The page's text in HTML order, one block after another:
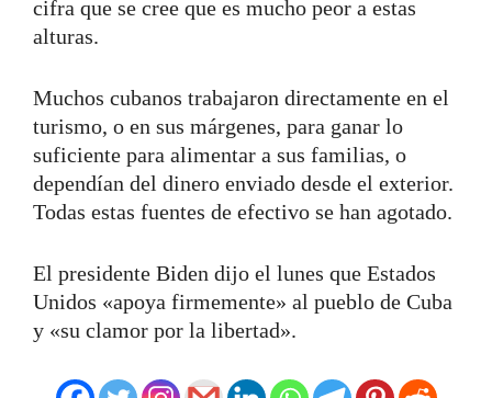
cifra que se cree que es mucho peor a estas
alturas.
Muchos cubanos trabajaron directamente en el
turismo, o en sus márgenes, para ganar lo
suficiente para alimentar a sus familias, o
dependían del dinero enviado desde el exterior.
Todas estas fuentes de efectivo se han agotado.
El presidente Biden dijo el lunes que Estados
Unidos «apoya firmemente» al pueblo de Cuba
y «su clamor por la libertad».